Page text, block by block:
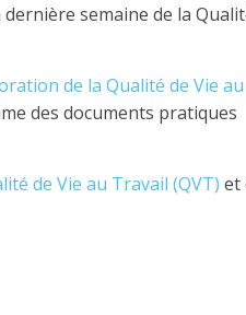
semaine de la
de la Qualité de Vie au
des documents pratiques
de Vie au Travail (QVT) et